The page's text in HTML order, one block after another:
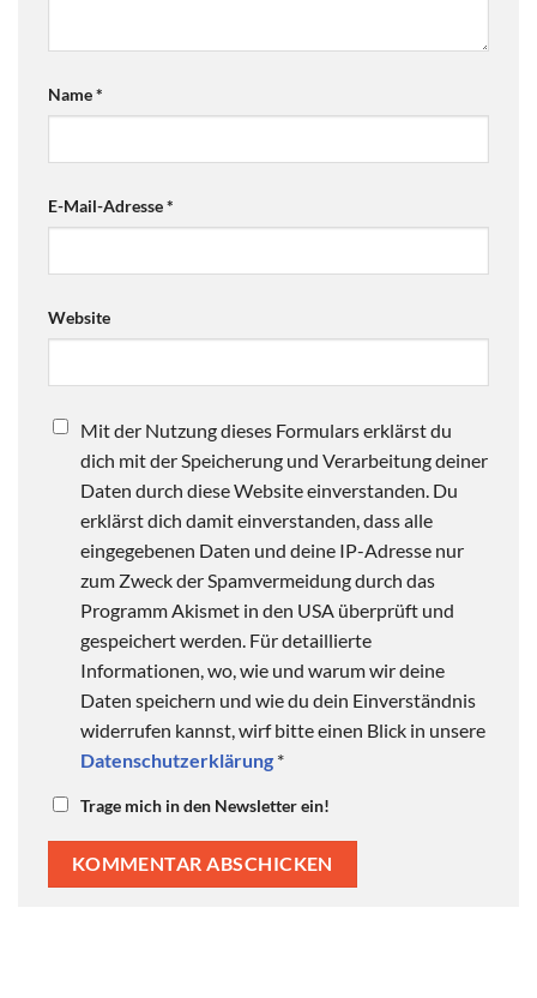
Name*
E-Mail-Adresse*
Website
Mit der Nutzung dieses Formulars erklärst du
dich mit der Speicherung und Verarbeitung deiner
Daten durch diese Website einverstanden. Du
erklärst dich damit einverstanden, dass alle
eingegebenen Daten und deine IP-Adresse nur
zum Zweck der Spamvermeidung durch das
Programm Akismet in den USA überprüft und
gespeichert werden. Für detaillierte
Informationen, wo, wie und warum wir deine
Daten speichern und wie du dein Einverständnis
widerrufen kannst, wirf bitte einen Blick in unsere
Datenschutzerklärung *
Trage mich in den Newsletter ein!